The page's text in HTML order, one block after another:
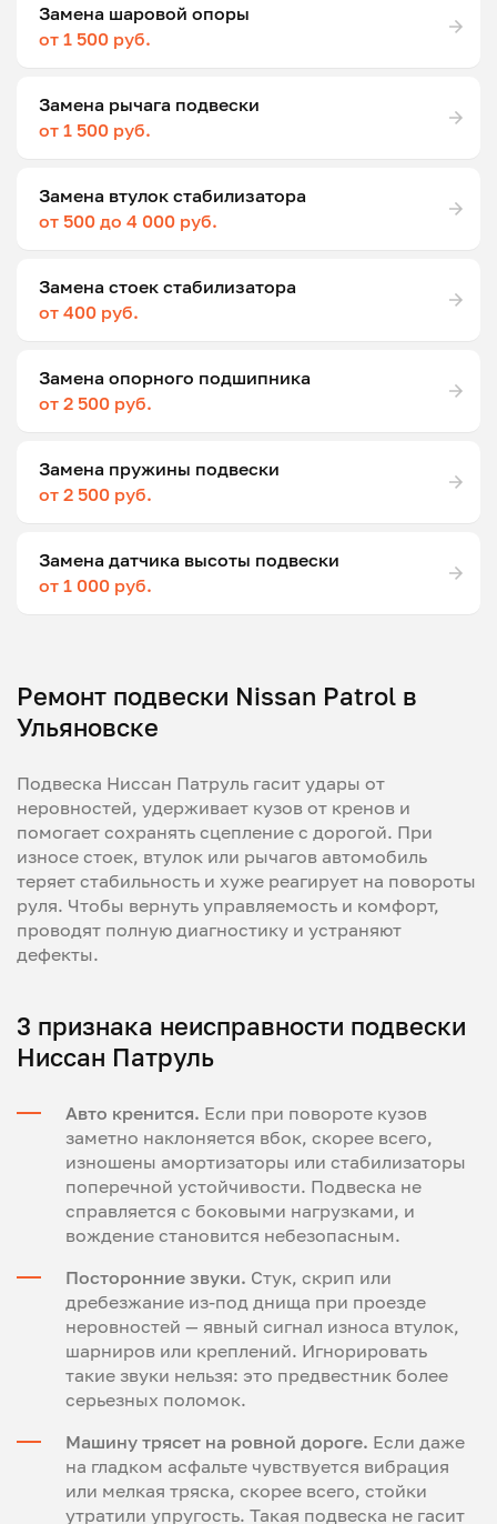
Замена шаровой опоры
от 1 500 руб.
Замена рычага подвески
от 1 500 руб.
Замена втулок стабилизатора
от 500 до 4 000 руб.
Замена стоек стабилизатора
от 400 руб.
Замена опорного подшипника
от 2 500 руб.
Замена пружины подвески
от 2 500 руб.
Замена датчика высоты подвески
от 1 000 руб.
Ремонт подвески Nissan Patrol в
Ульяновске
Подвеска Ниссан Патруль гасит удары от
неровностей, удерживает кузов от кренов и
помогает сохранять сцепление с дорогой. При
износе стоек, втулок или рычагов автомобиль
теряет стабильность и хуже реагирует на повороты
руля. Чтобы вернуть управляемость и комфорт,
проводят полную диагностику и устраняют
дефекты.
3 признака неисправности подвески
Ниссан Патруль
Авто кренится. Если при повороте кузов
заметно наклоняется вбок, скорее всего,
изношены амортизаторы или стабилизаторы
поперечной устойчивости. Подвеска не
справляется с боковыми нагрузками, и
вождение становится небезопасным.
Посторонние звуки. Стук, скрип или
дребезжание из-под днища при проезде
неровностей — явный сигнал износа втулок,
шарниров или креплений. Игнорировать
такие звуки нельзя: это предвестник более
серьезных поломок.
Машину трясет на ровной дороге. Если даже
на гладком асфальте чувствуется вибрация
или мелкая тряска, скорее всего, стойки
утратили упругость. Такая подвеска не гасит